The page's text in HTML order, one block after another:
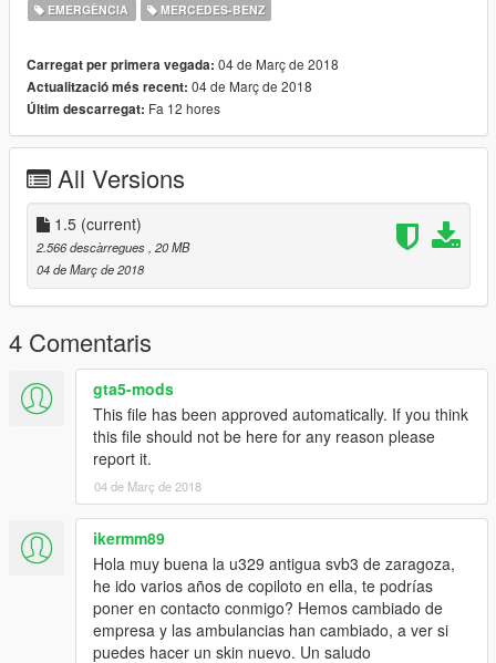
EMERGÈNCIA MERCEDES-BENZ
Carregat per primera vegada: 04 de Març de 2018
Actualització més recent: 04 de Març de 2018
Últim descarregat: Fa 12 hores
All Versions
1.5 (current)
2.566 descàrregues , 20 MB
04 de Març de 2018
4 Comentaris
gta5-mods
This file has been approved automatically. If you think
this file should not be here for any reason please
report it.
04 de Març de 2018
ikermm89
Hola muy buena la u329 antigua svb3 de zaragoza,
he ido varios años de copiloto en ella, te podrías
poner en contacto conmigo? Hemos cambiado de
empresa y las ambulancias han cambiado, a ver si
puedes hacer un skin nuevo. Un saludo